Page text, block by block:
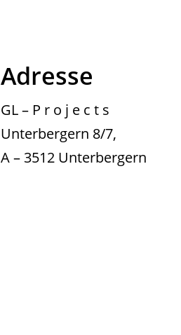
Adresse
GL – P r o j e c t s
Unterbergern 8/7,
A – 3512 Unterbergern